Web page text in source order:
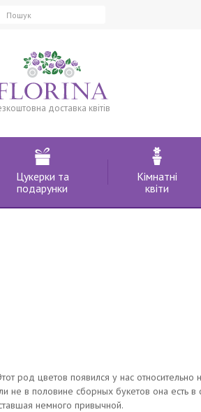
доставка квітів
Цукерки та
подарунки
Кімнатні
квіти
род цветов появился у нас
не в половине сборных букетов она есть
немного привычной.